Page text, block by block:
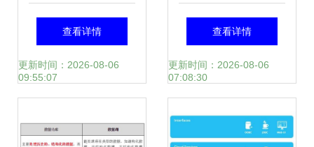
案亮相2024数字科
技生态大会 PTM存
查看详情
更新时间：2026-08-06
09:55:07
理 构建高性能数据
服务平台的关键策
查看详情
更新时间：2026-08-06
07:08:30